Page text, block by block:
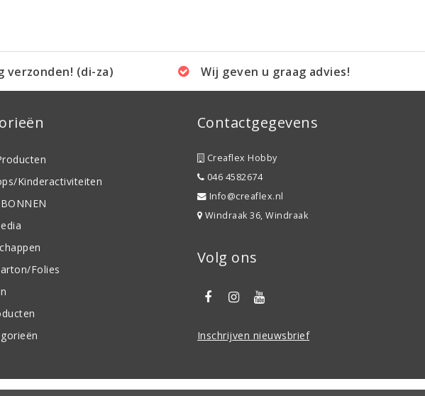
verzonden! (di-za) Wij geven u graag advies!
Kinderactiviteiten
Folies
Contactgegevens
Creaflex Hobby
046 4582674
Info@creaflex.nl
Windraak 36, Windraak
Volg ons
Inschrijven nieuwsbrief